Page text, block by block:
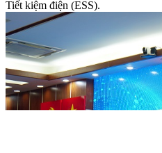
Tiết kiệm điện (ESS).